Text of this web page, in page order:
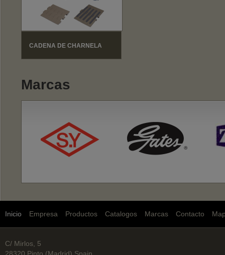
CADENA DE CHARNELA
Marcas
Inicio Empresa Productos Catalogos Marcas Contacto
C/ Mirlos, 5